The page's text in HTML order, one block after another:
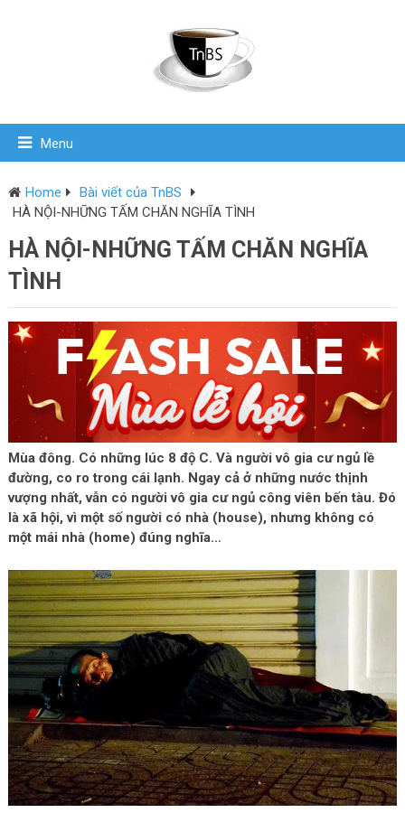
Menu
Home
Bài viết của TnBS
HÀ NỘI-NHỮNG TẤM CHĂN NGHĨA TÌNH
HÀ NỘI-NHỮNG TẤM CHĂN NGHĨA
TÌNH
Mùa đông. Có những lúc 8 độ C. Và người vô gia cư ngủ lề
đường, co ro trong cái lạnh. Ngay cả ở những nước thịnh
vượng nhất, vẫn có người vô gia cư ngủ công viên bến tàu. Đó
là xã hội, vì một số người có nhà (house), nhưng không có
một mái nhà (home) đúng nghĩa…